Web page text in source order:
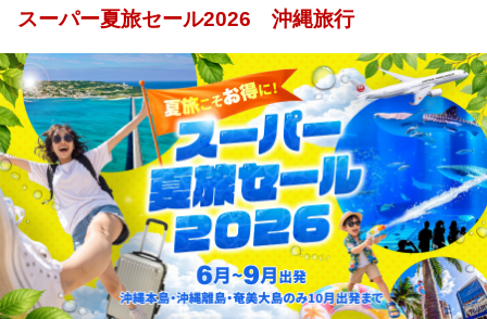
スーパー夏旅セール2026 沖縄旅行